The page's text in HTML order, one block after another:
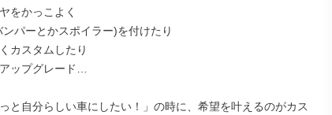
をかっこよく
パーとかスポイラー)を付けたり
カスタムしたり
ップグレード…
と自分らしい車にしたい！」の時に、希望を叶えるのがカス